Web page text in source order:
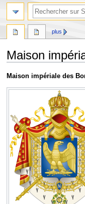
Maison
Aller
Aller
Maison impériale des
plus